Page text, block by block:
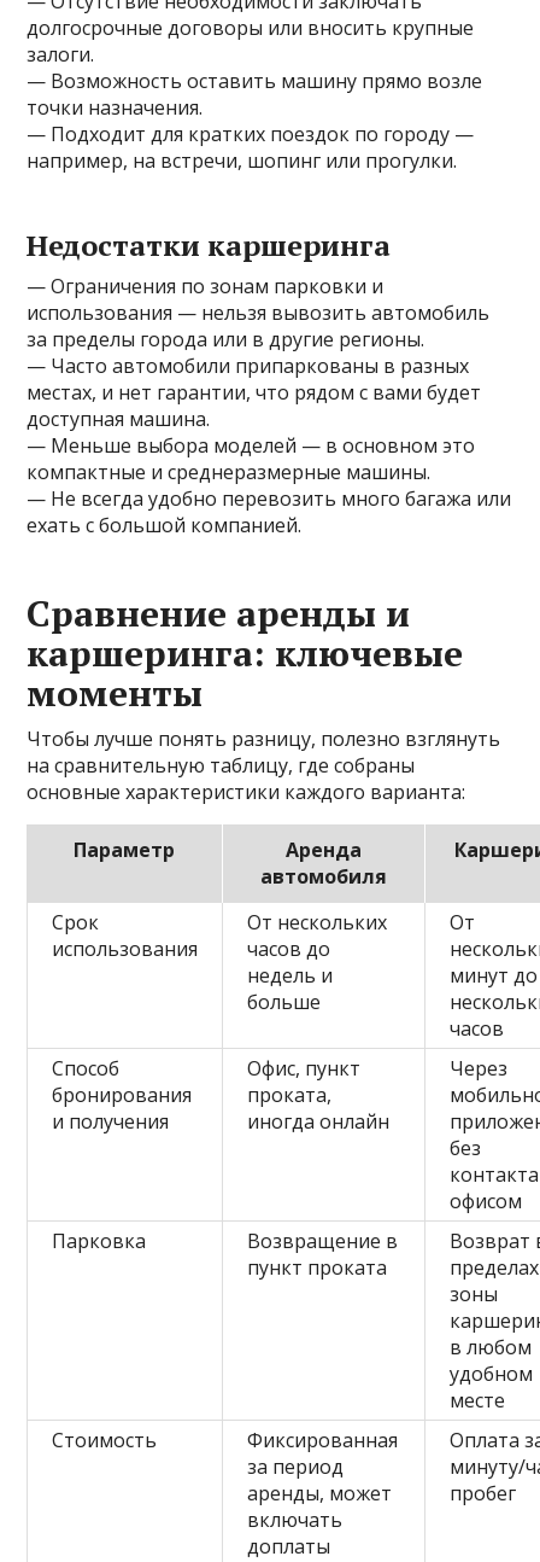
долгосрочные договоры или вносить крупные
залоги.
— Возможность оставить машину прямо возле
точки назначения.
— Подходит для кратких поездок по городу —
например, на встречи, шопинг или прогулки.
Недостатки каршеринга
— Ограничения по зонам парковки и
использования — нельзя вывозить автомобиль
за пределы города или в другие регионы.
— Часто автомобили припаркованы в разных
местах, и нет гарантии, что рядом с вами будет
доступная машина.
— Меньше выбора моделей — в основном это
компактные и среднеразмерные машины.
— Не всегда удобно перевозить много багажа или
ехать с большой компанией.
Сравнение аренды и
каршеринга: ключевые
моменты
Чтобы лучше понять разницу, полезно взглянуть
на сравнительную таблицу, где собраны
основные характеристики каждого варианта:
Параметр
Аренда
автомобиля
Срок
использования
От нескольких
часов до
недель и
больше
От
минут до
часов
Способ
бронирования
и получения
Офис, пункт
проката,
иногда онлайн
Через
без
офисом
Парковка
Возвращение в
пункт проката
Возврат
пределах
зоны
в любом
удобном
месте
Стоимость
Фиксированная
за период
аренды, может
включать
доплаты
Оплата
минуту/
пробег